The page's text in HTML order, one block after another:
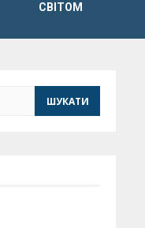
СВІТОМ